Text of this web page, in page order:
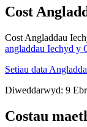
Cost
Cost Angladdau
angladdau Iechyd y
Setiau data
Diweddarwyd: 9
Costau